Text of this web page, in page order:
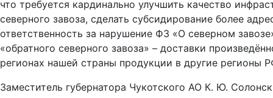
что требуется кардинально улучшить качество
северного завоза, сделать субсидирование более
ответственность за нарушение ФЗ «О северном
«обратного северного завоза» – доставки
регионах нашей страны продукции в другие регионы
Заместитель губернатора Чукотского АО К. Ю.